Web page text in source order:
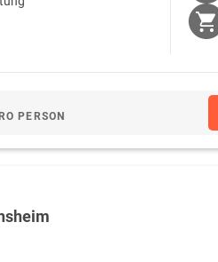
PERSON